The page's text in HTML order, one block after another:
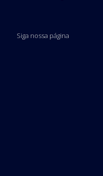
Siga nossa página